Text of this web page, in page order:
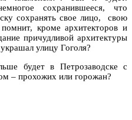
сохранившееся, что
сохранять свое лицо, свою
кроме архитекторов и
причудливой архитектуры
улицу Гоголя?
будет в Петрозаводске с
– прохожих или горожан?